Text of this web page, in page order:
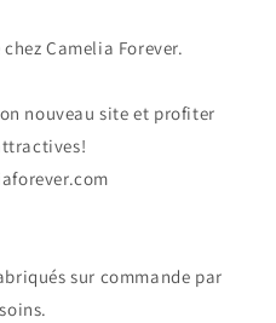
Camelia Forever.
nouveau site et profiter
sur commande par